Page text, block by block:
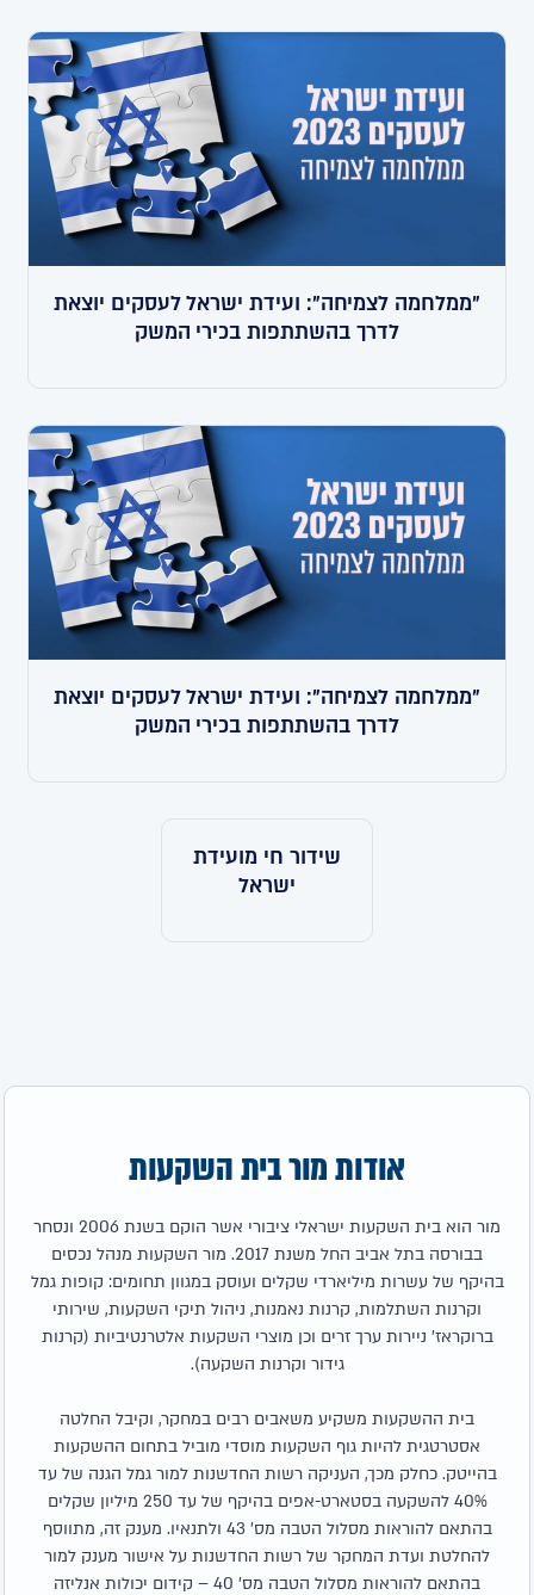
"ממלחמה לצמיחה": ועידת ישראל לעסקים יוצאת
לדרך בהשתתפות בכירי המשק
"ממלחמה לצמיחה": ועידת ישראל לעסקים יוצאת
לדרך בהשתתפות בכירי המשק
שידור חי מועידת
ישראל
אודות מור בית השקעות
מור הוא בית השקעות ישראלי ציבורי אשר הוקם בשנת 2006 ונסחר
בבורסה בתל אביב החל משנת 2017. מור השקעות מנהל נכסים
בהיקף של עשרות מיליארדי שקלים ועוסק במגוון תחומים: קופות גמל
וקרנות השתלמות, קרנות נאמנות, ניהול תיקי השקעות, שירותי
ברוקראז' ניירות ערך זרים וכן מוצרי השקעות אלטרנטיביות (קרנות
גידור וקרנות השקעה).
בית ההשקעות משקיע משאבים רבים במחקר, וקיבל החלטה
אסטרטגית להיות גוף השקעות מוסדי מוביל בתחום ההשקעות
בהייטק. כחלק מכך, העניקה רשות החדשנות למור גמל הגנה של עד
40% להשקעה בסטארט-אפים בהיקף של עד 250 מיליון שקלים
בהתאם להוראות מסלול הטבה מס' 43 ולתנאיו. מענק זה, מתווסף
להחלטת ועדת המחקר של רשות החדשנות על אישור מענק למור
בהתאם להוראות מסלול הטבה מס' 40 – קידום יכולות אנליזה